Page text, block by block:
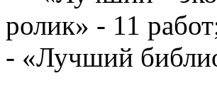
ролик» - 11
- «Лучший